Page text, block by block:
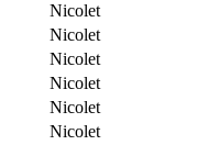
Nicolet
Nicolet
Nicolet
Nicolet
Nicolet
Nicolet